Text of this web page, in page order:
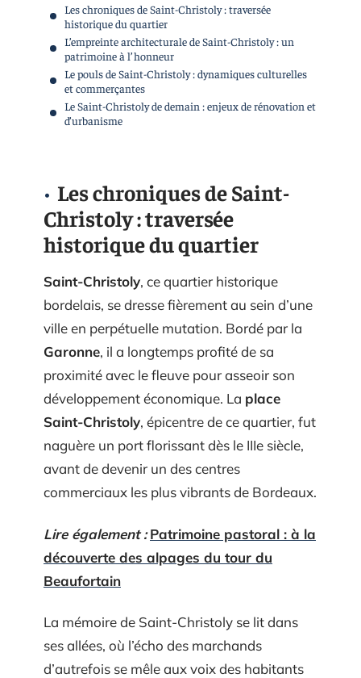
Les chroniques de Saint-Christoly : traversée
historique du quartier
L’empreinte architecturale de Saint-Christoly : un
patrimoine à l’honneur
Le pouls de Saint-Christoly : dynamiques culturelles
et commerçantes
Le Saint-Christoly de demain : enjeux de rénovation et
d’urbanisme
Les chroniques de Saint-
Christoly : traversée
historique du quartier
Saint-Christoly, ce quartier historique
bordelais, se dresse fièrement au sein d’une
ville en perpétuelle mutation. Bordé par la
Garonne, il a longtemps profité de sa
proximité avec le fleuve pour asseoir son
développement économique. La place
Saint-Christoly, épicentre de ce quartier, fut
naguère un port florissant dès le IIIe siècle,
avant de devenir un des centres
commerciaux les plus vibrants de Bordeaux.
Lire également : Patrimoine pastoral : à la
découverte des alpages du tour du
Beaufortain
La mémoire de Saint-Christoly se lit dans
ses allées, où l’écho des marchands
d’autrefois se mêle aux voix des habitants